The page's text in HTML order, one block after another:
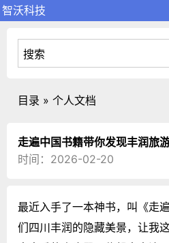
智沃科技
目录 » 个人文档
走遍中国书籍带你发现丰润旅
时间：2026-02-20
最近入手了一本神书，叫《走
们四川丰润的隐藏美景，让我